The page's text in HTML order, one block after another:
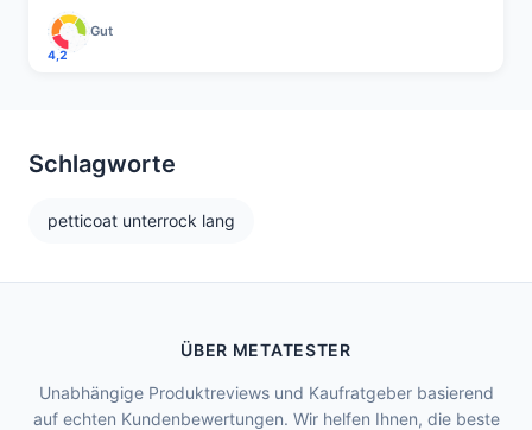
4,2
Gut
Schlagworte
petticoat unterrock lang
ÜBER METATESTER
Unabhängige Produktreviews und Kaufratgeber basierend
auf echten Kundenbewertungen. Wir helfen Ihnen, die beste